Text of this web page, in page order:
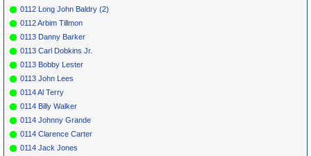
0112 Long John Baldry (2)
0112 Arbim Tillmon
0113 Danny Barker
0113 Carl Dobkins Jr.
0113 Bobby Lester
0113 John Lees
0114 Al Terry
0114 Billy Walker
0114 Johnny Grande
0114 Clarence Carter
0114 Jack Jones